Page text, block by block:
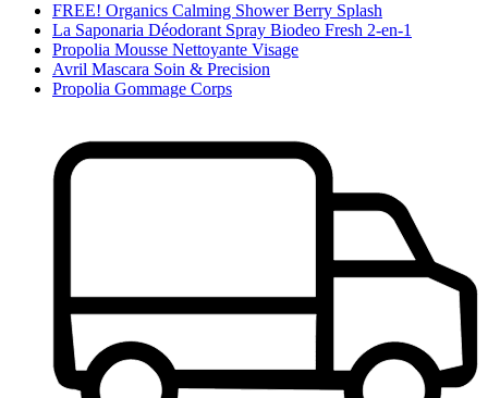
FREE! Organics Calming Shower Berry Splash
La Saponaria Déodorant Spray Biodeo Fresh 2-en-1
Propolia Mousse Nettoyante Visage
Avril Mascara Soin & Precision
Propolia Gommage Corps